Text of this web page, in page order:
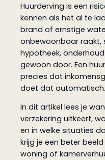
Huurderving is een
kennen als het al te
brand of ernstige
onbewoonbaar
hypotheek,
gewoon door. Een
precies dat
doet dat automatisch.
In dit artikel lees je
verzekering uitkeert,
en in welke situaties
krijg je een beter
woning of